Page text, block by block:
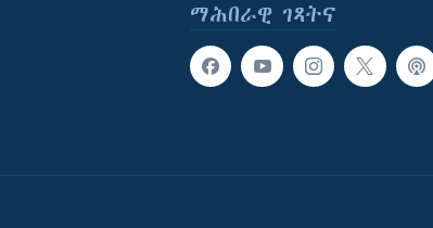
ማሕበራዊ ገጻትና